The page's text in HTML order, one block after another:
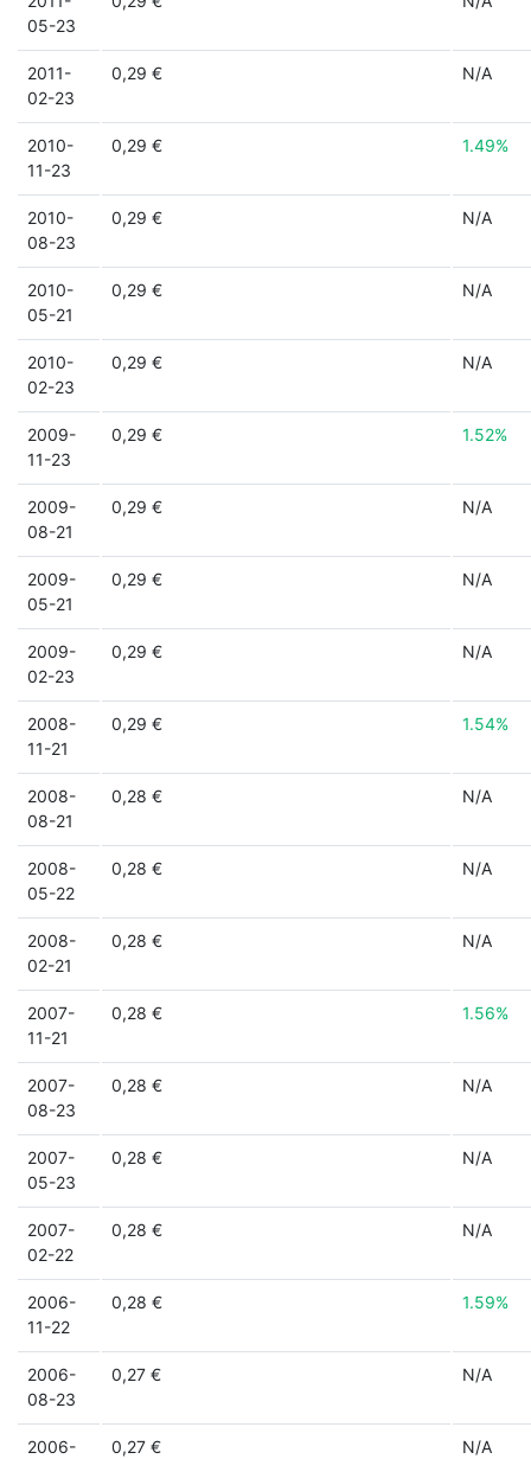
05-23
2011-
02-23
0,29 € N/A
2010-
11-23
0,29 € 1.49%
2010-
08-23
0,29 € N/A
2010-
05-21
0,29 € N/A
2010-
02-23
0,29 € N/A
2009-
11-23
0,29 € 1.52%
2009-
08-21
0,29 € N/A
2009-
05-21
0,29 € N/A
2009-
02-23
0,29 € N/A
2008-
11-21
0,29 € 1.54%
2008-
08-21
0,28 € N/A
2008-
05-22
0,28 € N/A
2008-
02-21
0,28 € N/A
2007-
11-21
0,28 € 1.56%
2007-
08-23
0,28 € N/A
2007-
05-23
0,28 € N/A
2007-
02-22
0,28 € N/A
2006-
11-22
0,28 € 1.59%
2006-
08-23
0,27 € N/A
2006-
0,27 € N/A